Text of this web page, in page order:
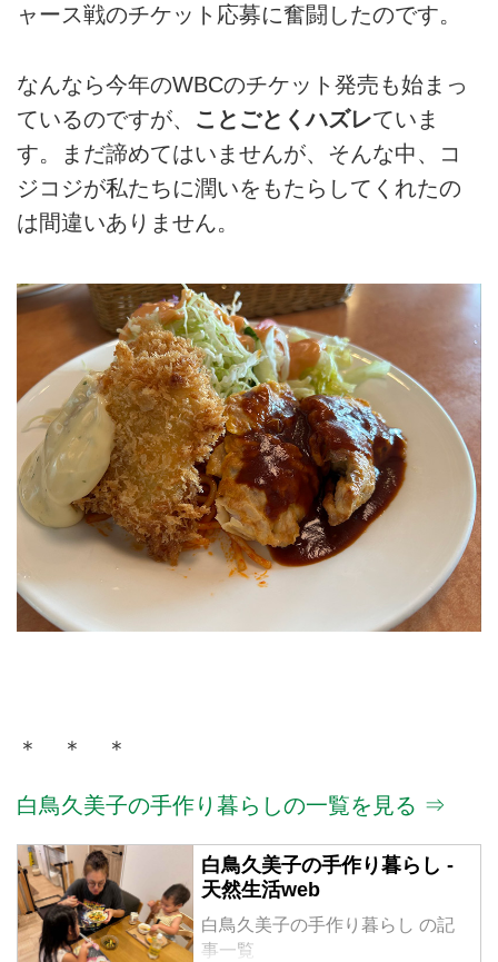
ャース戦のチケット応募に奮闘したのです。
なんなら今年のWBCのチケット発売も始まっ
ているのですが、 ことごとくハズレていま
す。まだ諦めてはいませんが、そんな中、コ
ジコジが私たちに潤いをもたらしてくれたの
は間違いありません。
＊ ＊ ＊
白鳥久美子の手作り暮らしの一覧を見る ⇒
白鳥久美子の手作り暮らし -
天然生活web
白鳥久美子の手作り暮らし の記
事一覧